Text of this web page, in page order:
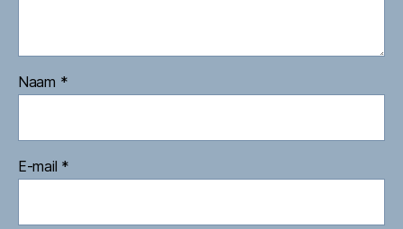
Naam *
E-mail *